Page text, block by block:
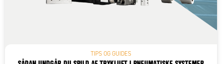
TIPS OG GUIDES